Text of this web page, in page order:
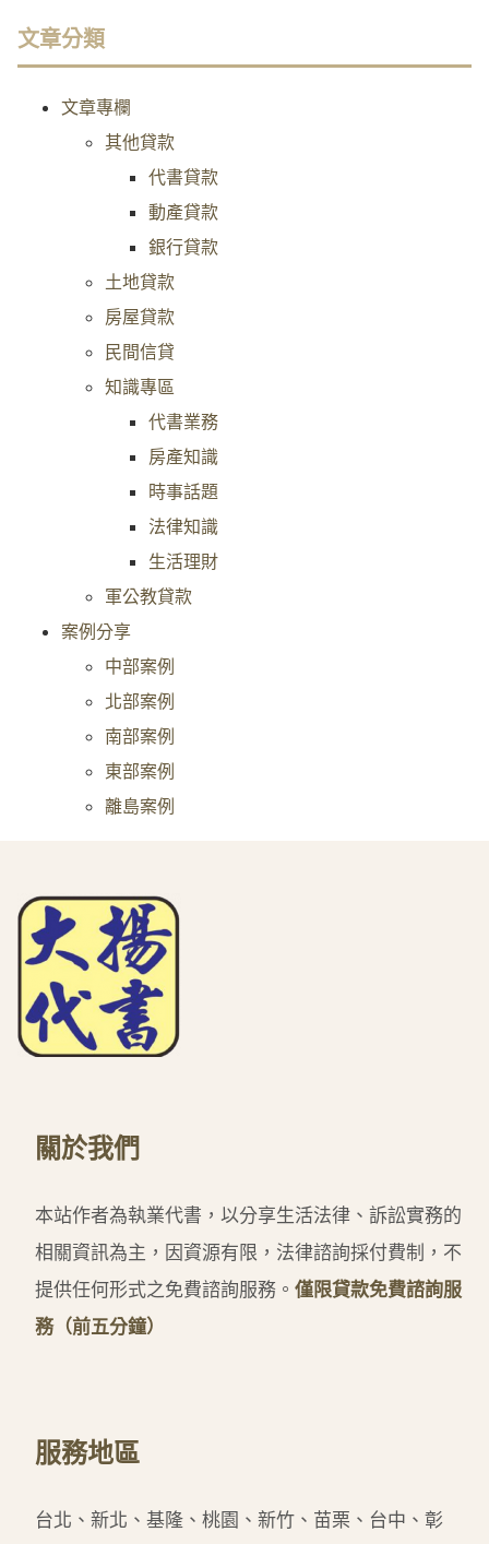
文章分類
文章專欄
其他貸款
代書貸款
動產貸款
銀行貸款
土地貸款
房屋貸款
民間信貸
知識專區
代書業務
房產知識
時事話題
法律知識
生活理財
軍公教貸款
案例分享
中部案例
北部案例
南部案例
東部案例
離島案例
關於我們
本站作者為執業代書，以分享生活法律、訴訟實務的
相關資訊為主，因資源有限，法律諮詢採付費制，不
提供任何形式之免費諮詢服務。 僅限貸款免費諮詢服
務（前五分鐘）
服務地區
台北、新北、基隆、桃園、新竹、苗栗、台中、彰